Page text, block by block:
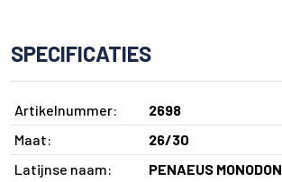
SPECIFICATIES
Artikelnummer:
2698
Maat:
26/30
Latijnse naam:
PENAEUS MONODON